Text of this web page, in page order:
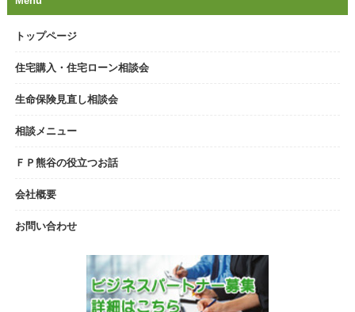
トップページ
住宅購入・住宅ローン相談会
生命保険見直し相談会
相談メニュー
ＦＰ熊谷の役立つお話
会社概要
お問い合わせ